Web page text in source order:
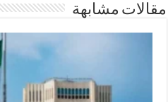
مقالات مشابهة